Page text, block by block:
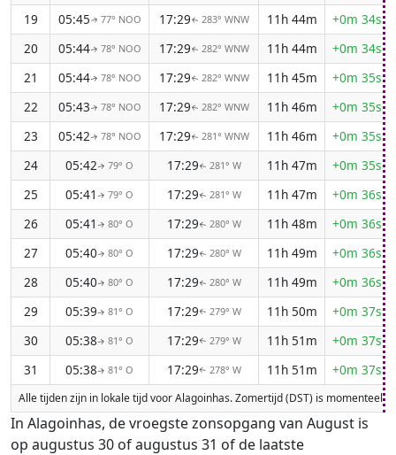
19
05:45↑ 77° NOO 17:29↑ 283° WNW 11h 44m
+0m 34s
20
05:44↑ 78° NOO 17:29↑ 282° WNW 11h 44m
+0m 34s
21
05:44↑ 78° NOO 17:29↑ 282° WNW 11h 45m
+0m 35s
22
05:43↑ 78° NOO 17:29↑ 282° WNW 11h 46m
+0m 35s
23
05:42↑ 78° NOO 17:29↑ 281° WNW 11h 46m
+0m 35s
24
05:42↑ 79° O 17:29↑ 281° W 11h 47m
+0m 35s
25
05:41 ↑ 79° O 17:29↑ 281° W 11h 47m
+0m 36s
26
05:41 ↑ 80° O 17:29↑ 280° W 11h 48m
+0m 36s
27
05:40↑ 80° O 17:29↑ 280° W 11h 49m
+0m 36s
28
05:40↑ 80° O 17:29↑ 280° W 11h 49m
+0m 36s
29
05:39↑ 81° O 17:29↑ 279° W 11h 50m
+0m 37s
30
05:38↑ 81° O 17:29↑ 279° W 11h 51m
+0m 37s
31
05:38↑ 81° O 17:29↑ 278° W 11h 51m +0m 37s
Alle tijden zijn in lokale tijd voor Alagoinhas. Zomertijd (DST) is momenteel
In Alagoinhas, de vroegste zonsopgang van August is
op augustus 30 of augustus 31 of de laatste